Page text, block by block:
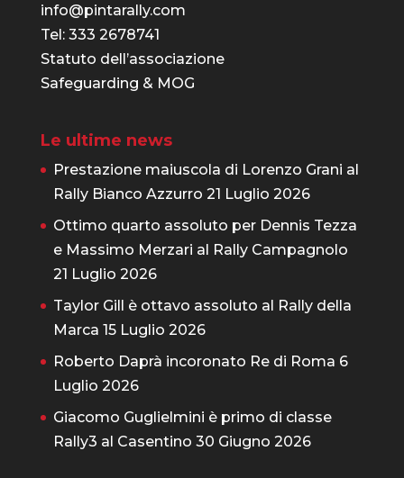
info@pintarally.com
Tel: 333 2678741
Statuto dell’associazione
Safeguarding & MOG
Le ultime news
Prestazione maiuscola di Lorenzo Grani al
Rally Bianco Azzurro 21 Luglio 2026
Ottimo quarto assoluto per Dennis Tezza
e Massimo Merzari al Rally Campagnolo
21 Luglio 2026
Taylor Gill è ottavo assoluto al Rally della
Marca 15 Luglio 2026
Roberto Daprà incoronato Re di Roma 6
Luglio 2026
Giacomo Guglielmini è primo di classe
Rally3 al Casentino 30 Giugno 2026